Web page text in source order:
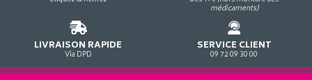
médicaments)
LIVRAISON RAPIDE
Via DPD
SERVICE CLIENT
09 72 09 30 00